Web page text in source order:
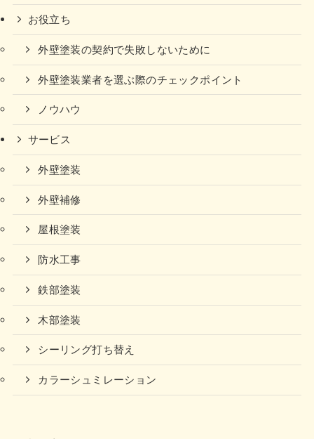
お役立ち
外壁塗装の契約で失敗しないために
外壁塗装業者を選ぶ際のチェックポイント
ノウハウ
サービス
外壁塗装
外壁補修
屋根塗装
防水工事
鉄部塗装
木部塗装
シーリング打ち替え
カラーシュミレーション